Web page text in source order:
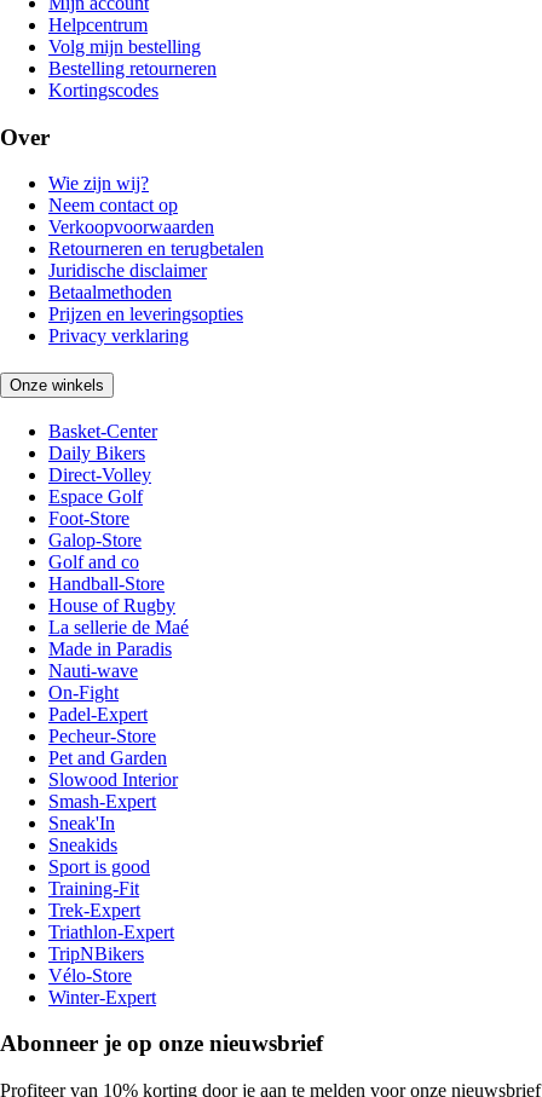
Helpcentrum
Volg mijn bestelling
Bestelling retourneren
Kortingscodes
Over
Wie zijn wij?
Neem contact op
Verkoopvoorwaarden
Retourneren en terugbetalen
Juridische disclaimer
Betaalmethoden
Prijzen en leveringsopties
Privacy verklaring
Onze winkels
Basket-Center
Daily Bikers
Direct-Volley
Espace Golf
Foot-Store
Galop-Store
Golf and co
Handball-Store
House of Rugby
La sellerie de Maé
Made in Paradis
Nauti-wave
On-Fight
Padel-Expert
Pecheur-Store
Pet and Garden
Slowood Interior
Smash-Expert
Sneak'In
Sneakids
Sport is good
Training-Fit
Trek-Expert
Triathlon-Expert
TripNBikers
Vélo-Store
Winter-Expert
Abonneer je op onze nieuwsbrief
Profiteer van 10% korting door je aan te melden voor onze nieuwsbrief